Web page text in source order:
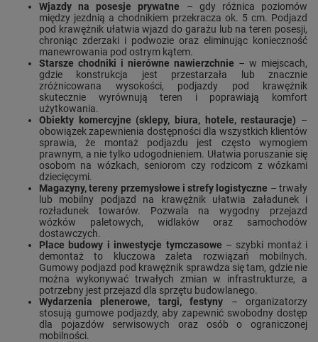
Wjazdy na posesje prywatne – gdy różnica poziomów
między jezdnią a chodnikiem przekracza ok. 5 cm. Podjazd
pod krawężnik ułatwia wjazd do garażu lub na teren posesji,
chroniąc zderzaki i podwozie oraz eliminując konieczność
manewrowania pod ostrym kątem.
Starsze chodniki i nierówne nawierzchnie – w miejscach,
gdzie konstrukcja jest przestarzała lub znacznie
zróżnicowana wysokości, podjazdy pod krawężnik
skutecznie wyrównują teren i poprawiają komfort
użytkowania.
Obiekty komercyjne (sklepy, biura, hotele, restauracje) –
obowiązek zapewnienia dostępności dla wszystkich klientów
sprawia, że montaż podjazdu jest często wymogiem
prawnym, a nie tylko udogodnieniem. Ułatwia poruszanie się
osobom na wózkach, seniorom czy rodzicom z wózkami
dziecięcymi.
Magazyny, tereny przemysłowe i strefy logistyczne – trwały
lub mobilny podjazd na krawężnik ułatwia załadunek i
rozładunek towarów. Pozwala na wygodny przejazd
wózków paletowych, widlaków oraz samochodów
dostawczych.
Place budowy i inwestycje tymczasowe – szybki montaż i
demontaż to kluczowa zaleta rozwiązań mobilnych.
Gumowy podjazd pod krawężnik sprawdza się tam, gdzie nie
można wykonywać trwałych zmian w infrastrukturze, a
potrzebny jest przejazd dla sprzętu budowlanego.
Wydarzenia plenerowe, targi, festyny – organizatorzy
stosują gumowe podjazdy, aby zapewnić swobodny dostęp
dla pojazdów serwisowych oraz osób o ograniczonej
mobilności.